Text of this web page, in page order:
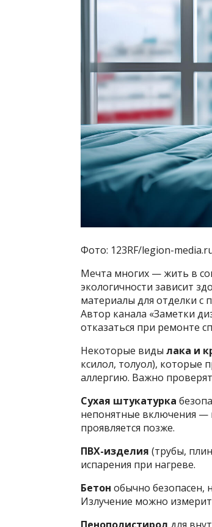
Фото: 123RF/legion-
Мечта многих — жить в
экологичности зависит
материалы для отделки с
Автор канала «Заметки
отказаться при ремонте
Некоторые виды лака и
ксилол, толуол),
аллергию. Важно
Сухая штукатурка
непонятные включения —
проявляется позже.
ПВХ-изделия (трубы,
испарения при нагреве.
Бетон обычно безопасен,
Излучение можно